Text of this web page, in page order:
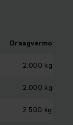
Draagvermogen
2.000 kg
2.000 kg
2.500 kg